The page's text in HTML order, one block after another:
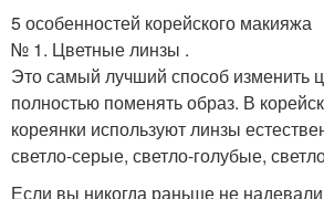
5 особенностей корейского макияжа
№ 1. Цветные линзы .
Это самый лучший способ изменить
полностью поменять образ. В
кореянки используют линзы
светло-серые, светло-голубые,
Если вы никогда раньше не